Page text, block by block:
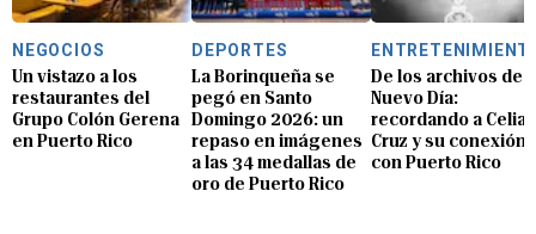
NEGOCIOS
Un vistazo a los
restaurantes del
Grupo Colón Gerena
en Puerto Rico
DEPORTES
La Borinqueña se
pegó en Santo
Domingo 2026: un
repaso en imágenes
a las 34 medallas de
oro de Puerto Rico
De los archivos de
Nuevo Día:
recordando a Celia
Cruz y su conexión
con Puerto Rico